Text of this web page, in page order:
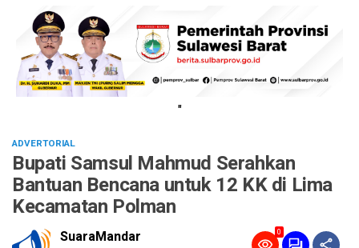
"
ADVERTORIAL
Bupati Samsul Mahmud Serahkan
Bantuan Bencana untuk 12 KK di Lima
Kecamatan Polman
SuaraMandar 0